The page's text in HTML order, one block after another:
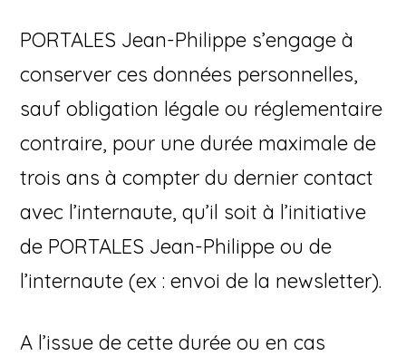
PORTALES Jean-Philippe s’engage à
conserver ces données personnelles,
sauf obligation légale ou réglementaire
contraire, pour une durée maximale de
trois ans à compter du dernier contact
avec l’internaute, qu’il soit à l’initiative
de PORTALES Jean-Philippe ou de
l’internaute (ex : envoi de la newsletter).
A l’issue de cette durée ou en cas